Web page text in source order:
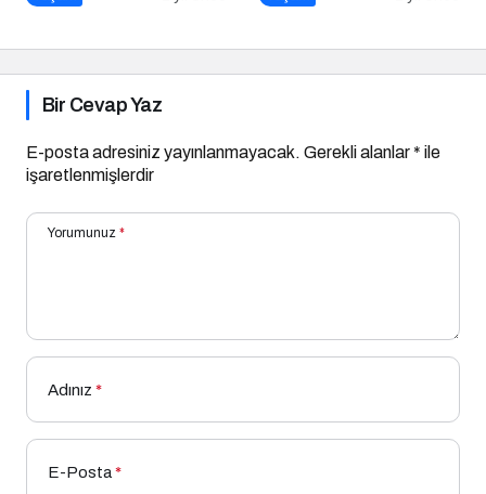
Bir Cevap Yaz
E-posta adresiniz yayınlanmayacak. Gerekli alanlar* ile
işaretlenmişlerdir
Yorumunuz *
Adınız *
E-Posta*